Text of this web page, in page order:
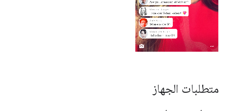
متطلبات الجهاز